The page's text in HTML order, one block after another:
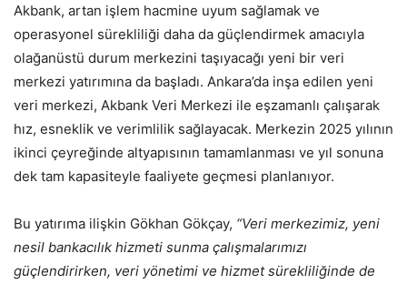
Akbank, artan işlem hacmine uyum sağlamak ve
operasyonel sürekliliği daha da güçlendirmek amacıyla
olağanüstü durum merkezini taşıyacağı yeni bir veri
merkezi yatırımına da başladı. Ankara’da inşa edilen yeni
veri merkezi, Akbank Veri Merkezi ile eşzamanlı çalışarak
hız, esneklik ve verimlilik sağlayacak. Merkezin 2025 yılının
ikinci çeyreğinde altyapısının tamamlanması ve yıl sonuna
dek tam kapasiteyle faaliyete geçmesi planlanıyor.
Bu yatırıma ilişkin Gökhan Gökçay, “Veri merkezimiz, yeni
nesil bankacılık hizmeti sunma çalışmalarımızı
güçlendirirken, veri yönetimi ve hizmet sürekliliğinde de